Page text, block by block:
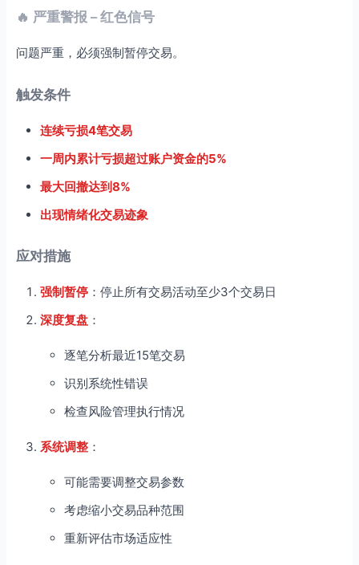
🔥 严重警报 – 红色信号
问题严重，必须强制暂停交易。
触发条件
连续亏损4笔交易
一周内累计亏损超过账户资金的5%
最大回撤达到8%
出现情绪化交易迹象
应对措施
强制暂停 ：停止所有交易活动至少3个交易日
深度复盘 ：
逐笔分析最近15笔交易
识别系统性错误
检查风险管理执行情况
系统调整 ：
可能需要调整交易参数
考虑缩小交易品种范围
重新评估市场适应性